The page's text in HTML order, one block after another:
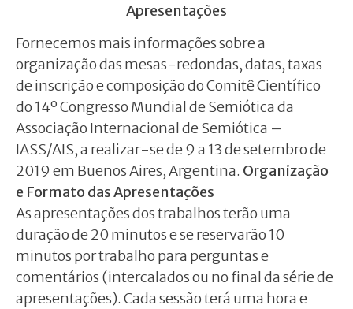
Apresentações
Fornecemos mais informações sobre a
organização das mesas-redondas, datas, taxas
de inscrição e composição do Comitê Científico
do 14º Congresso Mundial de Semiótica da
Associação Internacional de Semiótica –
IASS/AIS, a realizar-se de 9 a 13 de setembro de
2019 em Buenos Aires, Argentina. Organização
e Formato das Apresentações
As apresentações dos trabalhos terão uma
duração de 20 minutos e se reservarão 10
minutos por trabalho para perguntas e
comentários (intercalados ou no final da série de
apresentações). Cada sessão terá uma hora e